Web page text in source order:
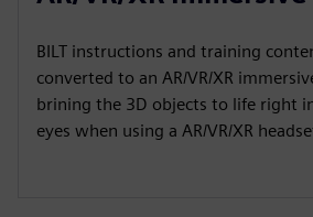
BILT instructions and training
converted to an AR/VR/XR
brining the 3D objects to life right
eyes when using a AR/VR/XR